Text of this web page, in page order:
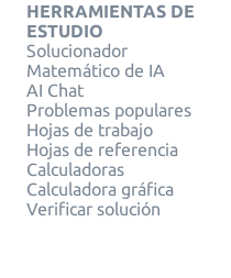
HERRAMIENTAS DE
ESTUDIO
Solucionador
Matemático de IA
AI Chat
Problemas populares
Hojas de trabajo
Hojas de referencia
Calculadoras
Calculadora gráfica
Verificar solución